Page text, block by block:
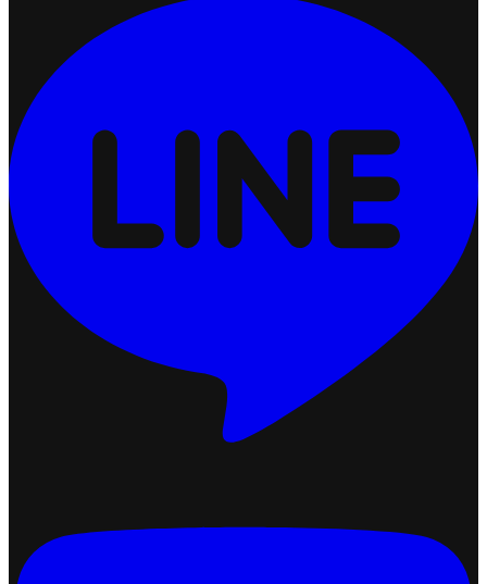
การตั้งค่าจำกัดจำนวนสั่งซื้อสินค้าต่อออเดอร์
2026-07-09 18:06:16